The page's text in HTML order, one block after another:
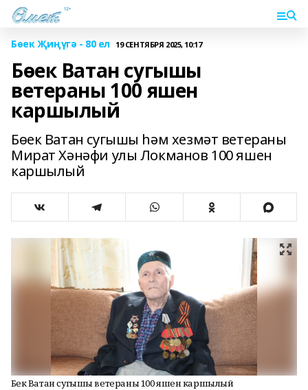
Бөек Җиңүгә - 80 ел 19 СЕНТЯБРЯ 2025, 10:17
Бөек Ватан сугышы
ветераны 100 яшен
каршылый
Бөек Ватан сугышы һәм хезмәт ветераны
Мират Хәнәфи улы Локманов 100 яшен
каршылый
Бөек Ватан сугышы ветераны 100 яшен каршылый